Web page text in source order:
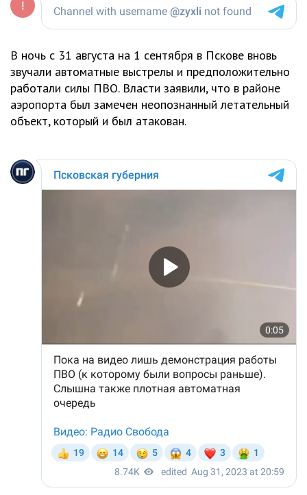
В ночь с 31 августа на 1 сентября в Пскове вновь
звучали автоматные выстрелы и предположительно
работали силы ПВО. Власти заявили, что в районе
аэропорта был замечен неопознанный летательный
объект, который и был атакован.